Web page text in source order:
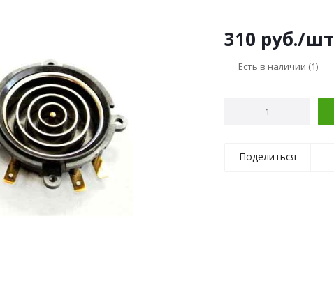
310 руб./шт
Есть в наличии (1)
Поделиться